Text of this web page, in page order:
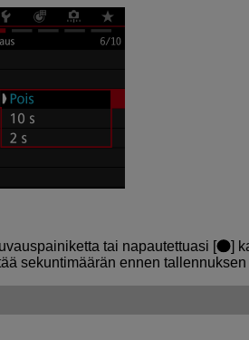
tai napautettuasi [
]
sekuntimäärän ennen tallennuksen